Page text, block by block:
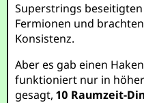
Superstrings
Fermionen und
Konsistenz.
Aber es gab einen
funktioniert nur in
gesagt,10 Raumzeit-